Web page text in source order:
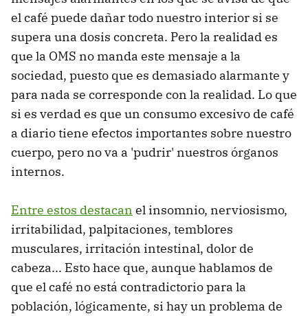
el café puede dañar todo nuestro interior si se
supera una dosis concreta. Pero la realidad es
que la OMS no manda este mensaje a la
sociedad, puesto que es demasiado alarmante y
para nada se corresponde con la realidad. Lo que
si es verdad es que un consumo excesivo de café
a diario tiene efectos importantes sobre nuestro
cuerpo, pero no va a 'pudrir' nuestros órganos
internos.
Entre estos destacan el insomnio, nerviosismo,
irritabilidad, palpitaciones, temblores
musculares, irritación intestinal, dolor de
cabeza... Esto hace que, aunque hablamos de
que el café no está contradictorio para la
población, lógicamente, si hay un problema de